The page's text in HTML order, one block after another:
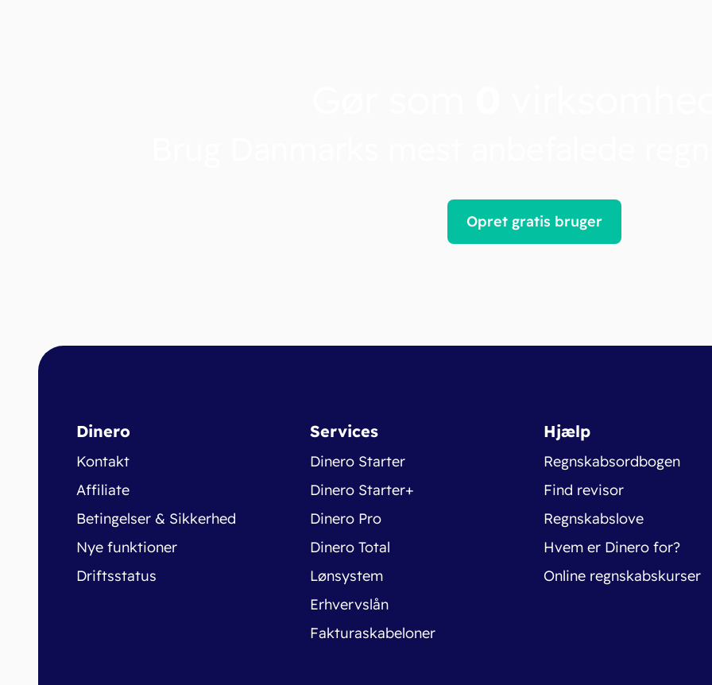
Opret gratis bruger
Dinero
Kontakt
Affiliate
Betingelser & Sikkerhed
Nye funktioner
Driftsstatus
Services
Dinero Starter
Dinero Starter+
Dinero Pro
Dinero Total
Lønsystem
Erhvervslån
Fakturaskabeloner
Hjælp
Regnskabsordbogen
Find revisor
Regnskabslove
Hvem er Dinero for?
Online regnskabskurser